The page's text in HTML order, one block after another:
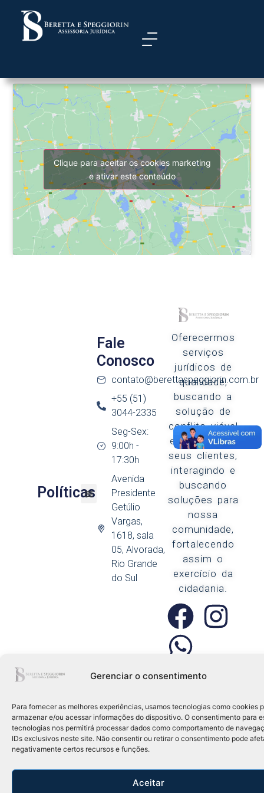
Gerenciar o consentimento
Para fornecer as melhores experiências, usamos tecnologias como cookies
armazenar e/ou acessar informações do dispositivo. O consentimento para
tecnologias nos permitirá processar dados como comportamento de
IDs exclusivos neste site. Não consentir ou retirar o consentimento pode
negativamente certos recursos e funções.
Aceitar
Autor:
Clique para aceitar os cookies marketing
e ativar este conteúdo
Oferecermos
serviços
jurídicos de
qualidade,
buscando a
solução de
conflito viável
e produtiva a
seus clientes,
interagindo e
buscando
soluções para
nossa
comunidade,
fortalecendo
assim o
exercício da
cidadania.
Políticas
Fale
Conosco
contato@berettaspeggiorin.com.br
+55 (51)
3044-2335
Seg-Sex:
9:00h -
17:30h
Avenida
Presidente
Getúlio
Vargas,
1618, sala
05, Alvorada,
Rio Grande
do Sul
Beretta e Speggiorin | 2025 © Todos os Direitos Reservados